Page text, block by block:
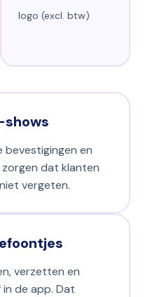
logo (excl. btw)
shows
en
dat klanten
vergeten.
verzetten en
de app. Dat